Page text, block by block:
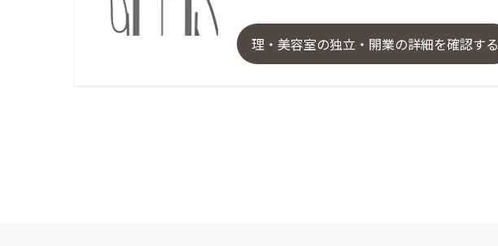
理・美容室の独立・開業の詳細を確認する